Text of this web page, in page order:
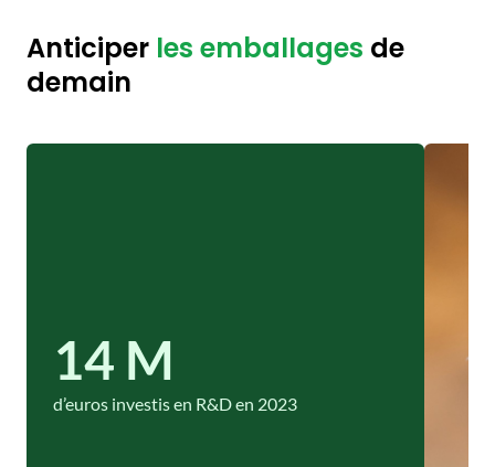
Anticiper les emballages de
demain
14 M
d’euros investis en R&D en 2023